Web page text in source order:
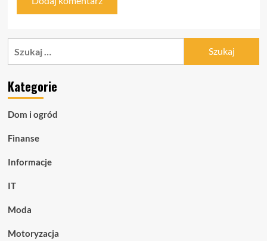
Kategorie
Dom i ogród
Finanse
Informacje
IT
Moda
Motoryzacja